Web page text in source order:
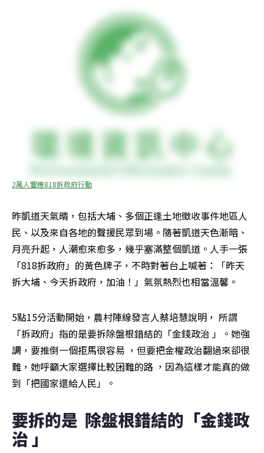
2萬人響應818拆政府行動
昨凱道天氣晴，包括大埔、多個正逢土地徵收事件地區人
民、以及來自各地的聲援民眾到場。隨著凱道天色漸暗、
月亮升起，人潮愈來愈多，幾乎塞滿整個凱道。人手一張
「818拆政府」的黃色牌子，不時對著台上喊著：「昨天
拆大埔、今天拆政府，加油！」氣氛熱烈也相當溫馨。
5點15分活動開始，農村陣線發言人蔡培慧說明， 所謂
「拆政府」指的是要拆除盤根錯結的「金錢政治 」。她強
調，要推倒一個拒馬很容易 ，但要把金權政治翻過來卻很
難，她呼籲大家選擇比較困難的路 ，因為這樣才能真的做
到「把國家還給人民」。
要拆的是  除盤根錯結的「金錢政
治 」